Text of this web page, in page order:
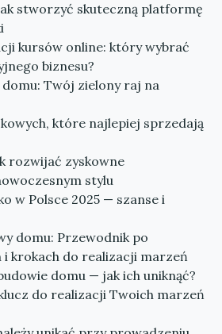
stworzyć skuteczną platformę
kursów online: który wybrać
biznesu?
Twój zielony raj na
które najlepiej sprzedają
rozwijać zyskowne
stylu
w Polsce 2025 — szanse i
domu: Przewodnik po
i krokach do realizacji marzeń
domu — jak ich uniknąć?
do realizacji Twoich marzeń